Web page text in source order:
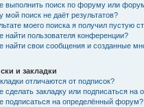
выполнить поиск по форуму или
мой поиск не даёт результатов?
моего поиска я получил пустую
найти пользователя конференции?
найти свои сообщения и созданные
и закладки
отличаются от подписок?
сделать закладку или подписаться на
подписаться на определённый форум?